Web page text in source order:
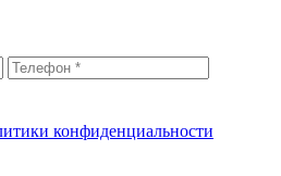
конфиденциальности